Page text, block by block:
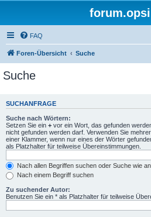
FAQ
Foren-Übersicht Suche
Suche
SUCHANFRAGE
Suche nach Wörtern:
Setzen Sie ein + vor ein Wort, das gefunden
nicht gefunden werden darf. Verwenden Sie
einer Klammer, wenn nur eines der Wörter
als Platzhalter für teilweise Übereinstimmungen.
Nach allen Begriffen suchen oder Suche wie
Nach einem Begriff suchen
Zu suchender Autor:
Benutzen Sie ein * als Platzhalter für teilweise